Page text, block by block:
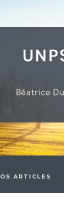
ARTICLES